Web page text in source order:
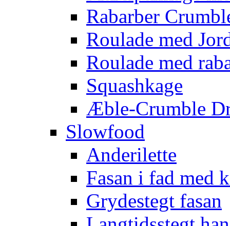
Rabarber
Roulade med
Roulade med
Squashkage
Æble-Crumble
Slowfood
Anderilette
Fasan i fad med
Grydestegt fasan